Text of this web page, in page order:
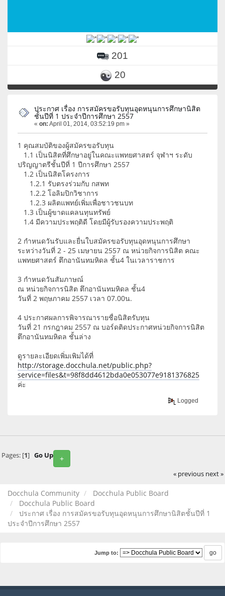
201
20
ประกาศ เรื่อง การสมัครขอรับทุนอุดหนุนการศึกษานิสิต
ชั้นปีที่ 1 ประจำปีการศึกษา 2557
« on: April 01, 2014, 03:52:19 pm »
1 คุณสมบัติของผู้สมัครขอรับทุน
1.1 เป็นนิสิตที่ศึกษาอยู่ในคณะแพทยศาสตร์ จุฬาฯ ระดับ
ปริญญาตรีชั้นปีที่ 1 ปีการศึกษา 2557
1.2 เป็นนิสิตโครงการ
1.2.1 รับตรงร่วมกับ กสพท
1.2.2 โอลิมปิกวิชาการ
1.2.3 ผลิตแพทย์เพิ่มเพื่อชาวชนบท
1.3 เป็นผู้ขาดแคลนทุนทรัพย์
1.4 มีความประพฤติดี โดยมีผู้รับรองความประพฤติ
2 กำหนดวันรับและยื่นใบสมัครขอรับทุนอุดหนุนการศึกษา
ระหว่างวันที่ 2 - 25 เมษายน 2557 ณ หน่วยกิจการนิสิต คณะ
แพทยศาสตร์ ตึกอานันทมหิดล ชั้น4 ในเวลาราชการ
3 กำหนดวันสัมภาษณ์
ณ หน่วยกิจการนิสิต ตึกอานันทมหิดล ชั้น4
วันที่ 2 พฤษภาคม 2557 เวลา 07.00น.
4 ประกาศผลการพิจารณารายชื่อนิสิตรับทุน
วันที่ 21 กรกฎาคม 2557 ณ บอร์ดติดประกาศหน่วยกิจการนิสิต
ตึกอานันทมหิดล ชั้นล่าง
ดูรายละเอียดเพิ่มเพิมได้ที่
http://storage.docchula.net/public.php?
service=files&t=98f8dd4612bda0e053077e9181376825
ค่ะ
Logged
+
Pages: [1] Go Up
« previous next »
Docchula Community
Docchula Public Board
Docchula Public Board
ประกาศ เรื่อง การสมัครขอรับทุนอุดหนุนการศึกษานิสิตชั้นปีที่ 1
ประจำปีการศึกษา 2557
Jump to: